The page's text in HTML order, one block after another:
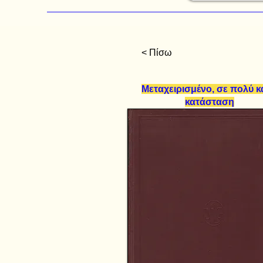
< Πίσω
Μεταχειρισμένο, σε πολύ
κατάσταση